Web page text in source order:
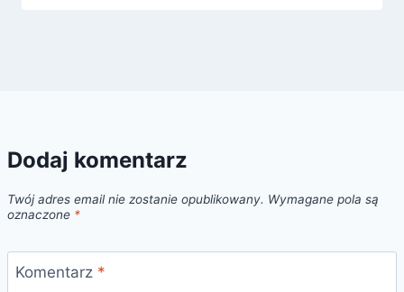
Dodaj komentarz
Twój adres email nie zostanie opublikowany. Wymagane pola są
oznaczone *
Komentarz *